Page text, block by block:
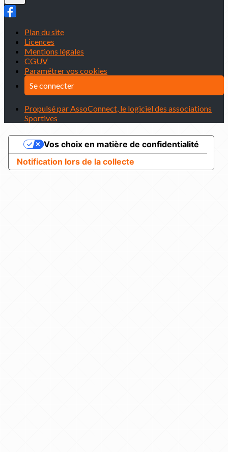
Plan du site
Licences
Mentions légales
CGUV
Paramétrer vos cookies
Se connecter
Propulsé par AssoConnect, le logiciel des associations
Sportives
Notification lors de la collecte
Vos choix en matière de confidentialité